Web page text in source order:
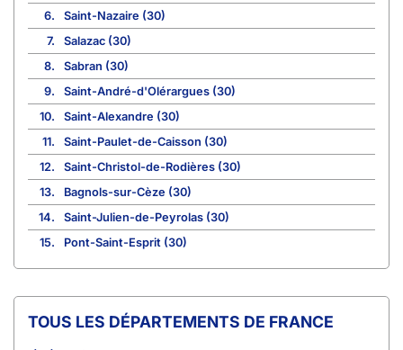
6.
Saint-Nazaire (30)
7.
Salazac (30)
8.
Sabran (30)
9.
Saint-André-d'Olérargues (30)
10.
Saint-Alexandre (30)
11.
Saint-Paulet-de-Caisson (30)
12.
Saint-Christol-de-Rodières (30)
13.
Bagnols-sur-Cèze (30)
14.
Saint-Julien-de-Peyrolas (30)
15.
Pont-Saint-Esprit (30)
TOUS LES DÉPARTEMENTS DE FRANCE